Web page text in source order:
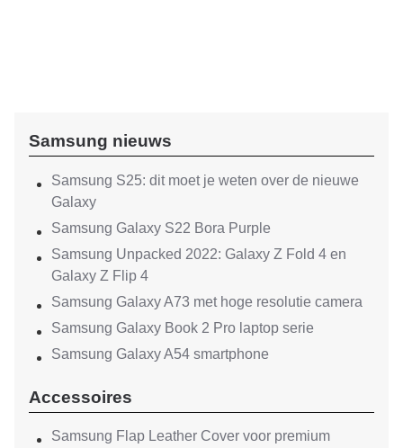
Samsung nieuws
Samsung S25: dit moet je weten over de nieuwe
Galaxy
Samsung Galaxy S22 Bora Purple
Samsung Unpacked 2022: Galaxy Z Fold 4 en
Galaxy Z Flip 4
Samsung Galaxy A73 met hoge resolutie camera
Samsung Galaxy Book 2 Pro laptop serie
Samsung Galaxy A54 smartphone
Accessoires
Samsung Flap Leather Cover voor premium